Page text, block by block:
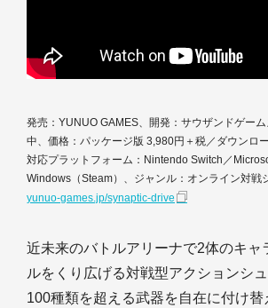
発売：YUNUO GAMES、開発：サウザンドゲー
中、価格：パッケージ版 3,980円＋税／ダウンロ
対応プラットフォーム：Nintendo Switch／
Windows（Steam）、ジャンル：オンライン対戦
yunuo-games.jp/synaptic-drive
近未来のバトルアリーナで2体のキャ
ルをくり広げる対戦型アクションシュ
100種類を超える武器を自在に付け替